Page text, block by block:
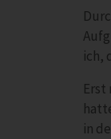
ich,
Erst
in